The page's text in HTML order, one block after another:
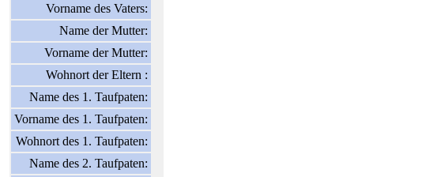
Vorname des Vaters:
Name der Mutter:
Vorname der Mutter:
Wohnort der Eltern :
Name des 1. Taufpaten:
Vorname des 1. Taufpaten:
Wohnort des 1. Taufpaten:
Name des 2. Taufpaten: